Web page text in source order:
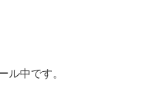
中です。